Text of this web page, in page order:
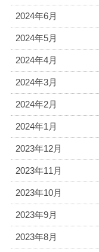
2024年6月
2024年5月
2024年4月
2024年3月
2024年2月
2024年1月
2023年12月
2023年11月
2023年10月
2023年9月
2023年8月